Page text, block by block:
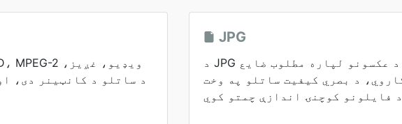
JPG
د JPG فایلونه د عکسونو لپاره مطلوب ضایع
د بصري کیفیت ساتلو په وخت